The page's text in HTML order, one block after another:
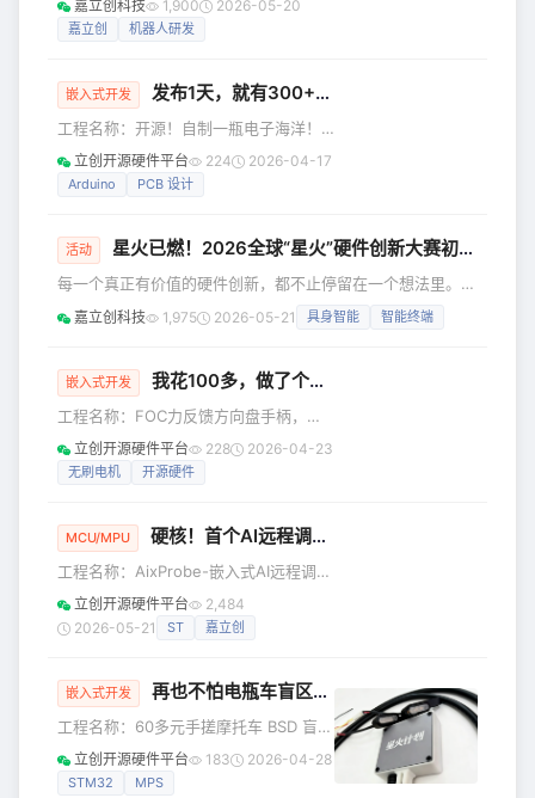
链的柔性、高效与一体化协同加速演
进。 3月31日-4月2日，深圳医疗器械供
安）举办。嘉立
打印机的产能规模，将机器人等硬科技
群，规模化产能应对急单 走进嘉立创韶
关生产基地，1300+台工业级3D打印机
正24小时不间断运转，这里是国内领先
的3D打印超级工厂——嘉立创3D打印加
工中心。 如此庞大的设备集群，并非单
嘉立创科技 1,900 2026-05-20
嘉立创 机器人研发
嵌入式开发 发布1天，就有300+人复刻？这个项目，开源了
工程名称：开源！自制一瓶电子海洋！
工程作者：hei_mao35 前言 小伙用256
颗灯珠，做了个电子“海洋”！ 该开源作
下！ 瞅瞅它有啥功能？是咋设计的？有
啥特别的？ *0***1 它有什么功能？ ” 1
基于FLIP流体模拟算法制作 2 颜色/水位
会随时间变化：比如正午时灯光是青
立创开源硬件平台 224 2026-04-17
Arduino PCB 设计
活动 星火已燃！2026全球“星火”硬件创新大赛初选名单正式公布
每一个真正有价值的硬件创新，都不止停留在一个想法里。
它可能来自一次反复调试后的电路优化，来自一个深夜跑通的
样机，来自一次次结构、算法、材料、供应链与成本之间的权
球“星火”硬件创新大赛启动以来，我们收到了来自硬件创新
者、工程师、初创团队及早期企业的积极报名。项目覆盖具身
智能、机器人关键硬件、AI边缘计算、智能终端等多个前沿方
向，展现出新一代
嘉立创科技 1,975 2026-05-21 具身智能 智能终端
嵌入式开发 我花100多，做了个方向盘！开源了……
工程名称：FOC力反馈方向盘手柄，带
挡杆 工程作者：realTiX 前言 小编今天
逛开源平台，看到了一个很有趣的力反
车”自由？ 但这不是最重要的！最重要的
是： 作者只用 1颗主控+1个10X7cm的主
板PCB 就实现了 FOC+力反馈+USB
HID全流程！ 这是什么水平？ 这是非常
的有水平！ 事情变得有趣起来了…… 这
立创开源硬件平台 228 2026-04-23
无刷电机 开源硬件
MCU/MPU 硬核！首个AI远程调试器，开源了！有配套Skill技能包
工程名称：AixProbe-嵌入式AI远程调试
器 工程作者：玩转嵌入式linux AI 无法
触碰硬件，是嵌入式开发的真实痛点，
了一个AI远程调试器，名为AixProbe！
它最大的亮点是 能通过MCP协议 让AI直
接触碰硬件 现存的远程调试方案，比如
J-Link远程调试等，操作者必须是人。
而AixProbe实现了
立创开源硬件平台
2,484
2026-05-21
ST 嘉立创
嵌入式开发 再也不怕电瓶车盲区有人了！我用STM32，做了个雷达……
工程名称：60多元手搓摩托车 BSD 盲区
监测！ 工程作者：zaodianshane 前言
我希望做一个雷达。 在骑行的时候，只
立创开源硬件平台 183 2026-04-28
STM32 MPS